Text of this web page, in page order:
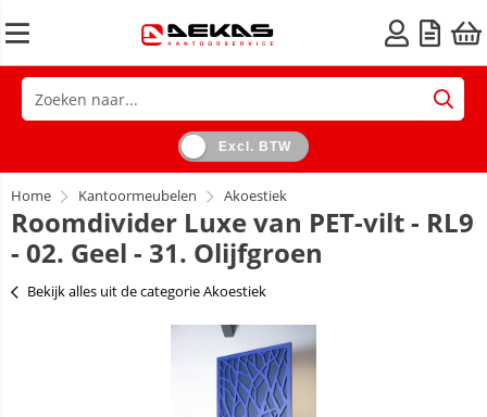
Excl. BTW
Home Kantoormeubelen Akoestiek
Roomdivider Luxe van PET-vilt - RL9
- 02. Geel - 31. Olijfgroen
Bekijk alles uit de categorie Akoestiek